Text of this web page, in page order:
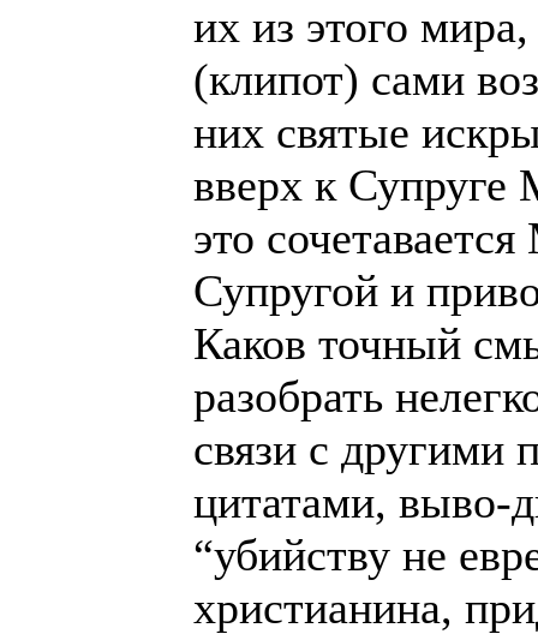
их из этого
(клипот) сами
них святые
вверх к Супруге
это
Супругой и
Каков точный
разобрать
связи с
цитатами, выво-
“убийству не
христианина,